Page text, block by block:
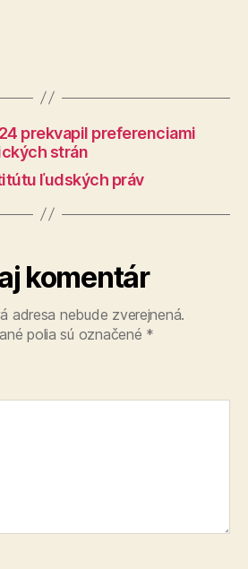
prekvapil preferenciami
strán
ľudských práv
komentár
adresa nebude zverejnená.
polia sú označené *